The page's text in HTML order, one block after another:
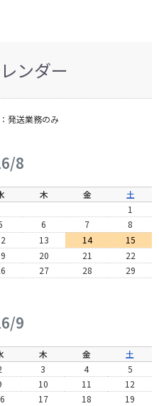
ンダー
：発送業務のみ
8
木 金
土
1
6 7
8
13 14
15
20 21
22
27 28
29
9
木 金
土
3 4
5
10 11
12
17 18
19